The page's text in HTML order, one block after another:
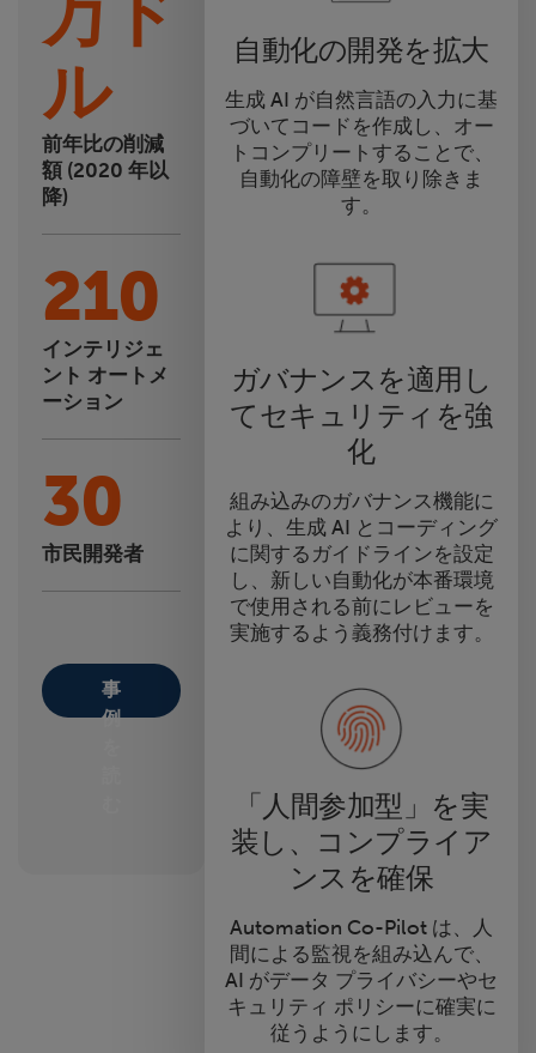
ル
前年比の削減
額 (2020 年以
降)
210
インテリジェ
ント オートメ
ーション
30
市民開発者
事
例
自動化の開発を拡大
生成 AI が自然言語の入力に基
づいてコードを作成し、オー
トコンプリートすることで、
自動化の障壁を取り除きま
す。
ガバナンスを適用し
てセキュリティを強
化
組み込みのガバナンス機能に
より、生成 AI とコーディング
に関するガイドラインを設定
し、新しい自動化が本番環境
で使用される前にレビューを
実施するよう義務付けます。
「人間参加型」を実
装し、コンプライア
ンスを確保
Automation Co-Pilot は、人
間による監視を組み込んで、
AI がデータ プライバシーやセ
キュリティ ポリシーに確実に
従うようにします。